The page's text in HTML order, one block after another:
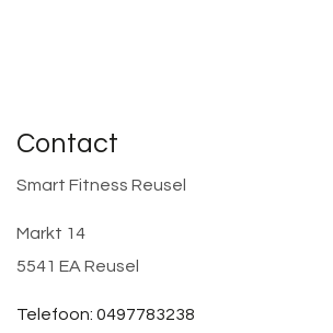
Contact
Smart Fitness Reusel
Markt 14
5541 EA Reusel
Telefoon: 0497783238